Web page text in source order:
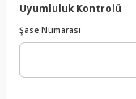
Uyumluluk Kontrolü
Şase Numarası